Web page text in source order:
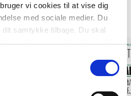
vi cookies til at vise dig
med sociale medier. Du
samtykke tilbage. Du skal
hjemmeside muligvis ikke
købt